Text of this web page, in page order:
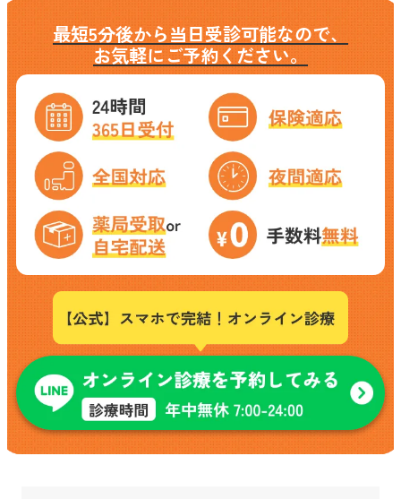
最短5分後から当日受診可能なので、
お気軽にご予約ください。